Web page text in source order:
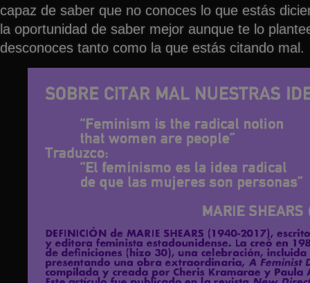
capaz de saber que no conoces lo que estás
la oportunidad de saber mejor aunque te lo
desconoces tanto como la que estás citando mal.